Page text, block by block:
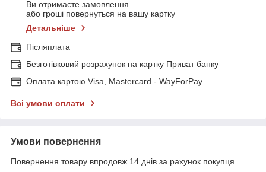
Ви отримаєте замовлення
або гроші повернуться на вашу картку
Детальніше
Післяплата
Безготівковий розрахунок на картку Приват банку
Оплата картою Visa, Mastercard - WayForPay
Всі умови оплати
Умови повернення
Повернення товару впродовж 14 днів за рахунок покупця